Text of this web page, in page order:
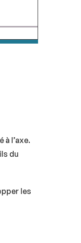
l’axe.
du
les